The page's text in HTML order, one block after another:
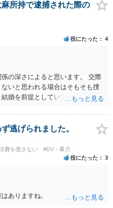
ば、十分やり直せます。頑張って
所持で逮捕された際の
役にたった 4
の深さによると思います。 交際
いと思われる場合はそもそも捜
婚を前提としていて、頻繁にLIN
合、まずは任意での参考人聴取
許可状の発布を検討する、とい
所持が疑われる状況にないので
れます。
逃げられました。
費を渡さない #DV・暴力
役にたった 3
ありますね。